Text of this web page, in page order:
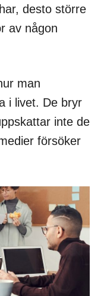
desto större
av någon
man
i livet. De bryr
inte de
försöker